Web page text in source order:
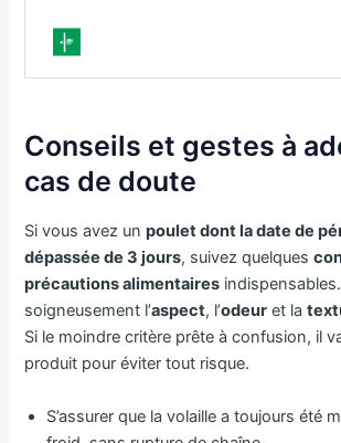
Conseils et gestes à
cas de doute
Si vous avez unpoulet dont la date de
dépassée de 3 jours, suivez quelques
précautions alimentaires
soigneusement l’aspect, l’odeur et la
Si le moindre critère prête à confusion, il
produit pour éviter tout risque.
S’assurer que la volaille a toujours été